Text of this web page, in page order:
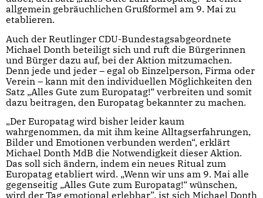
allgemein gebräuchlichen Grußformel am 9. Mai zu
etablieren.
Auch der Reutlinger CDU-Bundestagsabgeordnete
Michael Donth beteiligt sich und ruft die Bürgerinnen
und Bürger dazu auf, bei der Aktion mitzumachen.
Denn jede und jeder – egal ob Einzelperson, Firma oder
Verein – kann mit den individuellen Möglichkeiten den
Satz „Alles Gute zum Europatag!“ verbreiten und somit
dazu beitragen, den Europatag bekannter zu machen.
„Der Europatag wird bisher leider kaum
wahrgenommen, da mit ihm keine Alltagserfahrungen,
Bilder und Emotionen verbunden werden“, erklärt
Michael Donth MdB die Notwendigkeit dieser Aktion.
Das soll sich ändern, indem ein neues Ritual zum
Europatag etabliert wird. „Wenn wir uns am 9. Mai alle
gegenseitig „Alles Gute zum Europatag!“ wünschen,
wird der Tag emotional erlebbar”, ist sich Michael Donth